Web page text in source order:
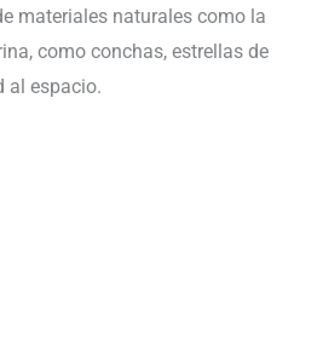
materiales naturales como la
como conchas, estrellas de
al espacio.